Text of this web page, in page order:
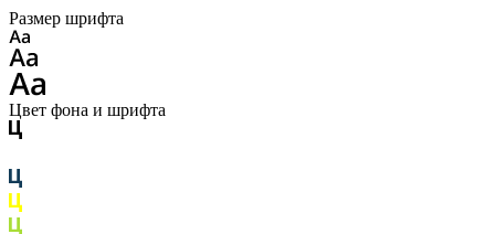
Размер шрифта
Цвет фона и шрифта